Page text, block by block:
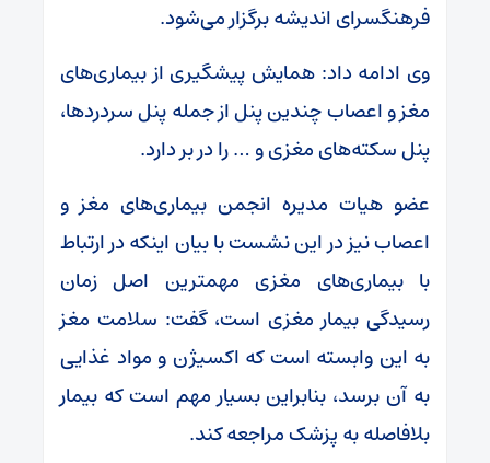
فرهنگسرای اندیشه برگزار می‌شود.
وی ادامه داد: همایش پیشگیری از بیماری‌های
مغز و اعصاب چندین پنل از جمله پنل سردردها،
پنل سکته‌های مغزی و … را در بر دارد.
عضو هیات مدیره انجمن بیماری‌های مغز و
اعصاب نیز در این نشست با بیان اینکه در ارتباط
با بیماری‌های مغزی مهمترین اصل زمان
رسیدگی بیمار مغزی است، گفت: سلامت مغز
به این وابسته است که اکسیژن و مواد غذایی
به آن برسد، بنابراین بسیار مهم است که بیمار
بلافاصله به پزشک مراجعه کند.